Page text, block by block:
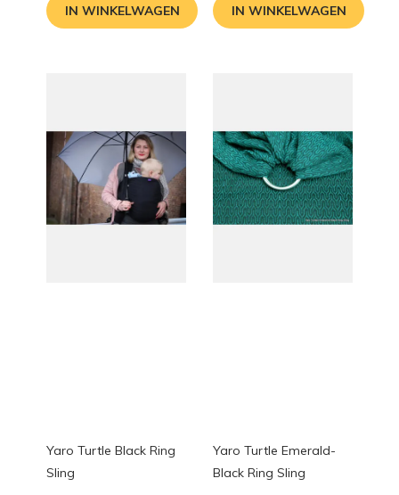
IN WINKELWAGEN IN WINKELWAGEN
Yaro Turtle Black Ring
Sling
Yaro Turtle Emerald-
Black Ring Sling